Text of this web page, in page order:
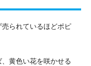
られているほどポピ
黄色い花を咲かせる